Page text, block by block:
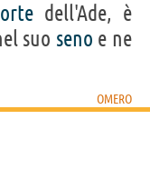
dell'Ade, è
suo seno e ne
OMERO